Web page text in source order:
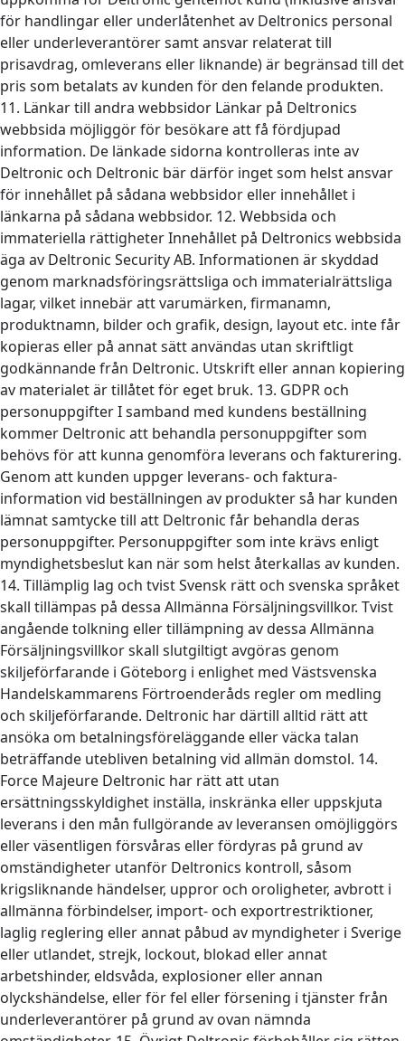
för handlingar eller underlåtenhet av Deltronics personal
eller underleverantörer samt ansvar relaterat till
prisavdrag, omleverans eller liknande) är begränsad till det
pris som betalats av kunden för den felande produkten.
11. Länkar till andra webbsidor Länkar på Deltronics
webbsida möjliggör för besökare att få fördjupad
information. De länkade sidorna kontrolleras inte av
Deltronic och Deltronic bär därför inget som helst ansvar
för innehållet på sådana webbsidor eller innehållet i
länkarna på sådana webbsidor. 12. Webbsida och
immateriella rättigheter Innehållet på Deltronics webbsida
äga av Deltronic Security AB. Informationen är skyddad
genom marknadsföringsrättsliga och immaterialrättsliga
lagar, vilket innebär att varumärken, firmanamn,
produktnamn, bilder och grafik, design, layout etc. inte får
kopieras eller på annat sätt användas utan skriftligt
godkännande från Deltronic. Utskrift eller annan kopiering
av materialet är tillåtet för eget bruk. 13. GDPR och
personuppgifter I samband med kundens beställning
kommer Deltronic att behandla personuppgifter som
behövs för att kunna genomföra leverans och fakturering.
Genom att kunden uppger leverans- och faktura-
information vid beställningen av produkter så har kunden
lämnat samtycke till att Deltronic får behandla deras
personuppgifter. Personuppgifter som inte krävs enligt
myndighetsbeslut kan när som helst återkallas av kunden.
14. Tillämplig lag och tvist Svensk rätt och svenska språket
skall tillämpas på dessa Allmänna Försäljningsvillkor. Tvist
angående tolkning eller tillämpning av dessa Allmänna
Försäljningsvillkor skall slutgiltigt avgöras genom
skiljeförfarande i Göteborg i enlighet med Västsvenska
Handelskammarens Förtroenderåds regler om medling
och skiljeförfarande. Deltronic har därtill alltid rätt att
ansöka om betalningsföreläggande eller väcka talan
beträffande utebliven betalning vid allmän domstol. 14.
Force Majeure Deltronic har rätt att utan
ersättningsskyldighet inställa, inskränka eller uppskjuta
leverans i den mån fullgörande av leveransen omöjliggörs
eller väsentligen försvåras eller fördyras på grund av
omständigheter utanför Deltronics kontroll, såsom
krigsliknande händelser, uppror och oroligheter, avbrott i
allmänna förbindelser, import- och exportrestriktioner,
laglig reglering eller annat påbud av myndigheter i Sverige
eller utlandet, strejk, lockout, blokad eller annat
arbetshinder, eldsvåda, explosioner eller annan
olyckshändelse, eller för fel eller försening i tjänster från
underleverantörer på grund av ovan nämnda